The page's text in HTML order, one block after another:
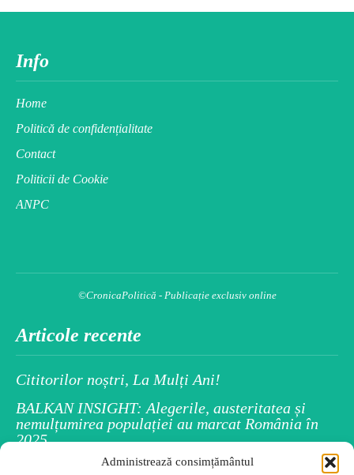
Administrează consimțământul
Info
Home
Politică de confidențialitate
Contact
Politicii de Cookie
ANPC
©CronicaPolitică - Publicație exclusiv online
Articole recente
Cititorilor noștri, La Mulți Ani!
BALKAN INSIGHT: Alegerile, austeritatea și
nemulțumirea populației au marcat România în
2025
Spiritul Crăciunului este în fiecare dintre noi